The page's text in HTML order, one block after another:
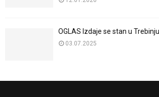
OGLAS Izdaje se stan u
03.07.2025